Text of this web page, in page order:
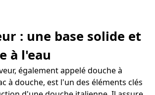
: une base solide et
à l'eau
également appelé douche à
à douche, est l'un des éléments clés